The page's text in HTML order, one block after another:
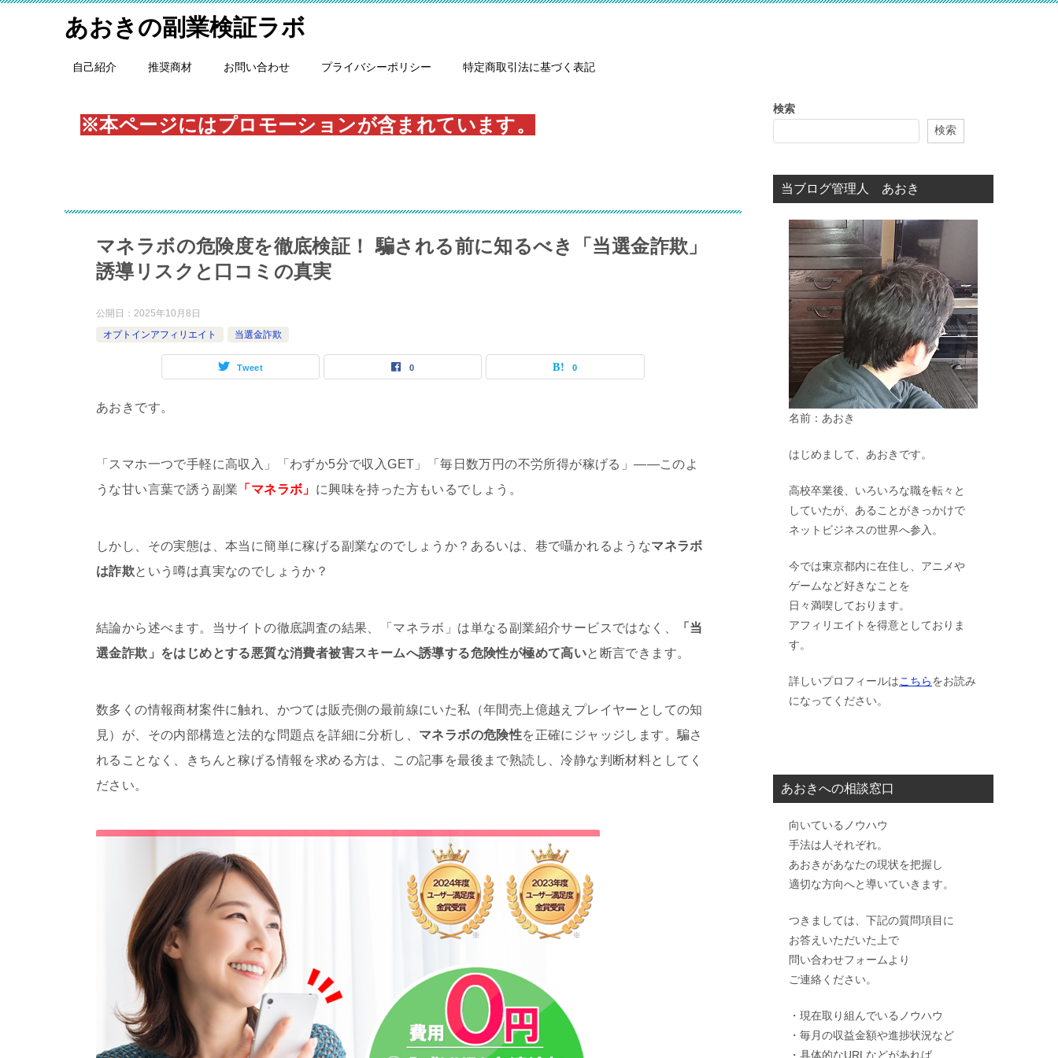
あおきの副業検証ラボ
自己紹介 推奨商材 お問い合わせ プライバシーポリシー 特定商取引法に基づく表記
※本ページにはプロモーションが含まれています。
マネラボの危険度を徹底検証！ 騙される前に知るべき「当選金詐欺」
誘導リスクと口コミの真実
公開日： 2025年10月8日
オプトインアフィリエイト
当選金詐欺
Tweet 0 0
あおきです。
「スマホ一つで手軽に高収入」「わずか5分で収入GET」「毎日数万円の不労所得が稼げる」——このよ
うな甘い言葉で誘う副業 「マネラボ」 に興味を持った方もいるでしょう。
しかし、その実態は、本当に簡単に稼げる副業なのでしょうか？あるいは、巷で囁かれるようなマネラボ
は詐欺という噂は真実なのでしょうか？
結論から述べます。当サイトの徹底調査の結果、「マネラボ」は単なる副業紹介サービスではなく、
「当
選金詐欺」をはじめとする悪質な消費者被害スキームへ誘導する危険性が極めて高いと断言できます。
数多くの情報商材案件に触れ、かつては販売側の最前線にいた私（年間売上億越えプレイヤーとしての知
見）が、その内部構造と法的な問題点を詳細に分析し、 マネラボの危険性を正確にジャッジします。騙さ
れることなく、きちんと稼げる情報を求める方は、この記事を最後まで熟読し、冷静な判断材料としてく
ださい。
検索
検索
当ブログ管理人 あおき
名前：あおき
はじめまして、あおきです。
高校卒業後、いろいろな職を転々と
していたが、あることがきっかけで
ネットビジネスの世界へ参入。
今では東京都内に在住し、アニメや
ゲームなど好きなことを
日々満喫しております。
アフィリエイトを得意としておりま
す。
詳しいプロフィールはこちらをお読み
になってください。
あおきへの相談窓口
向いているノウハウ
手法は人それぞれ。
あおきがあなたの現状を把握し
適切な方向へと導いていきます。
つきましては、下記の質問項目に
お答えいただいた上で
問い合わせフォームより
ご連絡ください。
・現在取り組んでいるノウハウ
・毎月の収益金額や進捗状況など
・具体的なURLなどがあれば